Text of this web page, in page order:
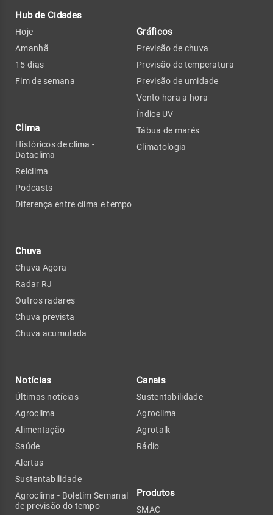
Hub de Cidades
Hoje
Amanhã
15 dias
Fim de semana
Clima
Históricos de clima -
Dataclima
Relclima
Podcasts
Diferença entre clima e tempo
Chuva
Chuva Agora
Radar RJ
Outros radares
Chuva prevista
Chuva acumulada
Gráficos
Previsão de chuva
Previsão de temperatura
Previsão de umidade
Vento hora a hora
Índice UV
Tábua de marés
Climatologia
Notícias
Últimas notícias
Agroclima
Alimentação
Saúde
Alertas
Sustentabilidade
Agroclima - Boletim Semanal
de previsão do tempo
Canais
Sustentabilidade
Agroclima
Agrotalk
Rádio
Produtos
SMAC